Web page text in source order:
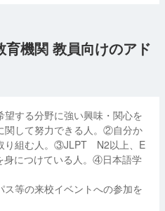
機関 教員向けのアド
する分野に強い興味・関心を
関して努力できる人。②自分か
り組む人。③JLPT N2以上、E
身につけている人。④日本語学
等の来校イベントへの参加を